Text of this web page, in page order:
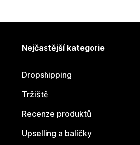
Nejčastější kategorie
Dropshipping
Tržiště
Recenze produktů
Upselling a balíčky